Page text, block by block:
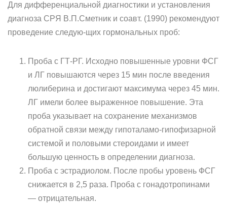
Для дифференциальной диагностики и установления
диагноза СРЯ В.П.Сметник и соавт. (1990) рекомендуют
проведение следую-щих гормональных проб:
Проба с ГТ-РГ. Исходно повышенные уровни ФСГ
и ЛГ повы­шаются через 15 мин после введения
люлиберина и достигают мак­симума через 45 мин.
ЛГ имели более выраженное повышение. Эта
проба указывает на сохранение механизмов
обратной связи между гипоталамо-гипофизарной
системой и половыми стероидами и име­ет
большую ценность в определении диагноза.
Проба с эстрадиолом. После пробы уровень ФСГ
снижается в 2,5 раза. Проба с гонадотропинами
— отрицательная.